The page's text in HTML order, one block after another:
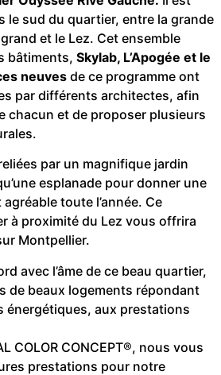
le sud du quartier, entre la grande
et le Lez. Cet ensemble
bâtiments, Skylab, L’Apogée et le
neuvesde ce programme ont
par différents architectes, afin
chacun et de proposer plusieurs
par un magnifique jardin
esplanade pour donner une
toute l’année. Ce
à proximité du Lez vous offrira
Montpellier.
avec l’âme de ce beau quartier,
de beaux logements répondant
énergétiques, aux prestations
COLOR CONCEPT®, nous vous
prestations pour notre